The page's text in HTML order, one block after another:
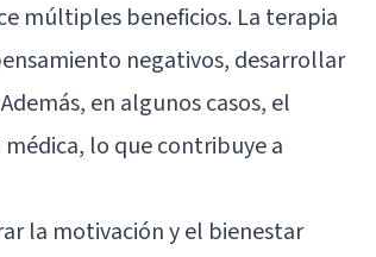
múltiples beneficios. La terapia
negativos, desarrollar
en algunos casos, el
lo que contribuye a
la motivación y el bienestar